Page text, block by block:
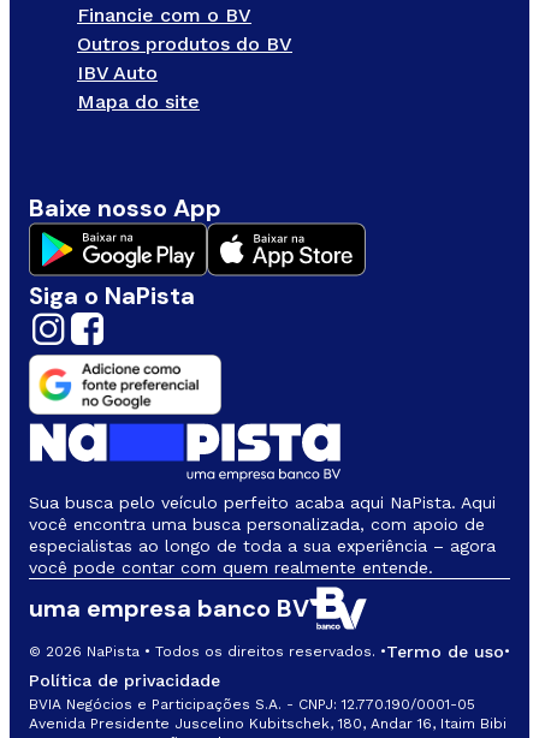
Financie com o BV
Outros produtos do BV
IBV Auto
Mapa do site
Baixe nosso App
Siga o NaPista
Sua busca pelo veículo perfeito acaba aqui NaPista. Aqui
você encontra uma busca personalizada, com apoio de
especialistas ao longo de toda a sua experiência – agora
você pode contar com quem realmente entende.
© 2026 NaPista • Todos os direitos reservados. •Termo de uso•
Política de privacidade
BVIA Negócios e Participações S.A. - CNPJ: 12.770.190/0001-05
Avenida Presidente Juscelino Kubitschek, 180, Andar 16, Itaim Bibi
uma empresa banco BV